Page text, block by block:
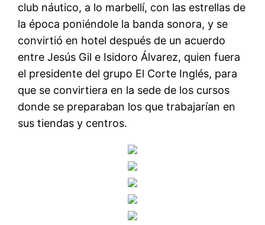
club náutico, a lo marbellí, con las estrellas de
la época poniéndole la banda sonora, y se
convirtió en hotel después de un acuerdo
entre Jesús Gil e Isidoro Álvarez, quien fuera
el presidente del grupo El Corte Inglés, para
que se convirtiera en la sede de los cursos
donde se preparaban los que trabajarían en
sus tiendas y centros.